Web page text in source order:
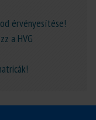
érvényesítése!
a HVG